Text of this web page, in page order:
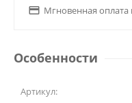
 Мгновенная оплата
Особенности
Артикул: